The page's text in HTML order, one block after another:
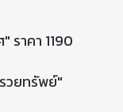
ราคา 1190
วยทรัพย์"